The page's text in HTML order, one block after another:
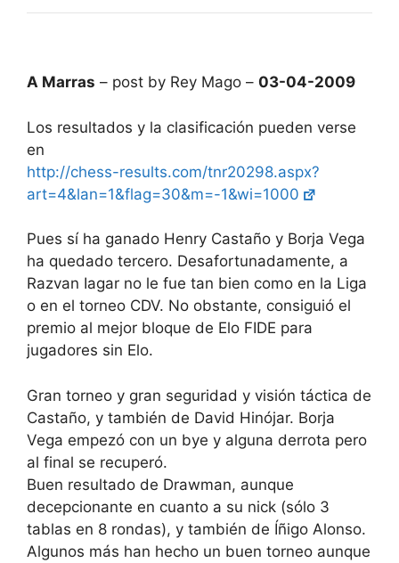
A Marras – post by Rey Mago – 03-04-2009
Los resultados y la clasificación pueden verse
en
http://chess-results.com/tnr20298.aspx?
art=4&lan=1&flag=30&m=-1&wi=1000
Pues sí ha ganado Henry Castaño y Borja Vega
ha quedado tercero. Desafortunadamente, a
Razvan Iagar no le fue tan bien como en la Liga
o en el torneo CDV. No obstante, consiguió el
premio al mejor bloque de Elo FIDE para
jugadores sin Elo.
Gran torneo y gran seguridad y visión táctica de
Castaño, y también de David Hinójar. Borja
Vega empezó con un bye y alguna derrota pero
al final se recuperó.
Buen resultado de Drawman, aunque
decepcionante en cuanto a su nick (sólo 3
tablas en 8 rondas), y también de Íñigo Alonso.
Algunos más han hecho un buen torneo aunque